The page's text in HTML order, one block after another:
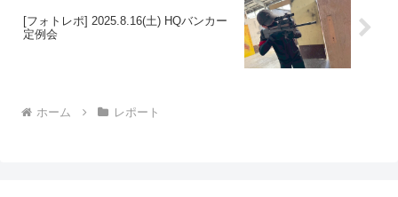
[フォトレポ] 2025.8.16(土) HQバンカー
定例会
ホーム レポート